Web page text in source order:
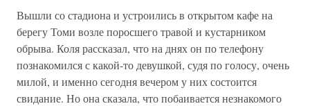
Вышли со стадиона и устроились в открытом кафе на
берегу Томи возле поросшего травой и кустарником
обрыва. Коля рассказал, что на днях он по телефону
познакомился с какой-то девушкой, судя по голосу, очень
милой, и именно сегодня вечером у них состоится
свидание. Но она сказала, что побаивается незнакомого